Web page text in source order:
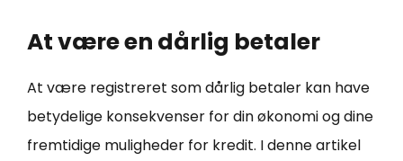
At være en dårlig betaler
At være registreret som dårlig betaler kan have
betydelige konsekvenser for din økonomi og dine
fremtidige muligheder for kredit. I denne artikel